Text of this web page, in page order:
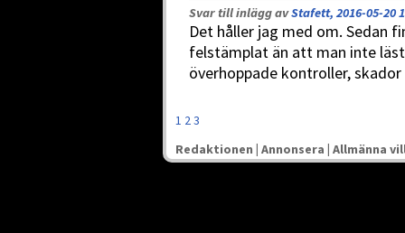
Svar till inlägg avStafett, 2016-05-20
Det håller jag med om. Sedan
felstämplat än att man inte
överhoppade kontroller,
1 23
Redaktionen | Annonsera | Allmänna